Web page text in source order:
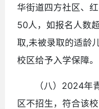
华街道四方社区、
50人，如报名人数
取,未被录取的适龄
校区给予入学保障。
（八）2024年
区不招生，符合该